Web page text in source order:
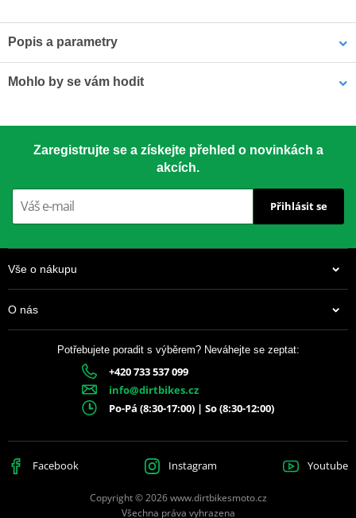
Popis a parametry
CNC přesnost– perfektní usazení
Speciální tvar zubů– delší životnost
Anodizovaný povrch– dlouhotrvající vzhled
Mohlo by se vám hodit
337 Kč
Skladem
Zaregistrujte se a získejte přehled o novinkách a
akcích.
Přihlásit se
Vše o nákupu
O nás
Potřebujete poradit s výběrem? Neváhejte se zeptat:
+420 733 537 099
info@dirtbikes.cz
Po-Pá (8:30-17:00) | So (8:30-12:00)
Facebook Instagram Youtube
Copyright © 2026 www.dirtbikesmoto.cz
Všechna práva vyhrazena